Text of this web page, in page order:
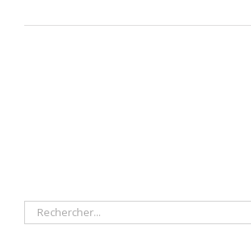
Rechercher: